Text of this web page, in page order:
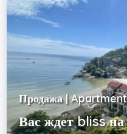
Продажа | Apartment
Вас ждет bliss на